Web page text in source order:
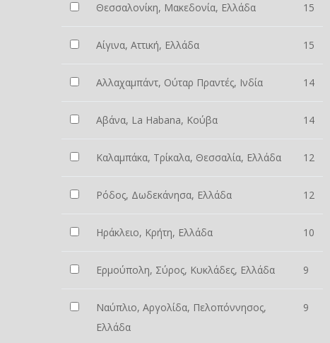
Θεσσαλονίκη, Μακεδονία, Ελλάδα 15
Αίγινα, Αττική, Ελλάδα 15
Αλλαχαμπάντ, Ούταρ Πραντές, Ινδία 14
Αβάνα, La Habana, Κούβα 14
Καλαμπάκα, Τρίκαλα, Θεσσαλία, Ελλάδα 12
Ρόδος, Δωδεκάνησα, Ελλάδα 12
Ηράκλειο, Κρήτη, Ελλάδα 10
Ερμούπολη, Σύρος, Κυκλάδες, Ελλάδα 9
Ναύπλιο, Αργολίδα, Πελοπόννησος,
Ελλάδα
9